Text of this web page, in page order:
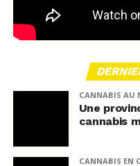
CANNABIS AU
Une
cannabis
CANNABIS EN